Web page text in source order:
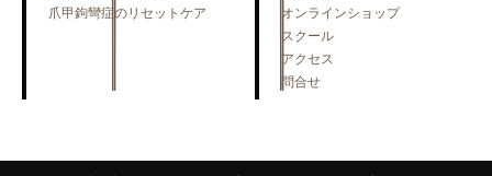
爪甲鉤彎症のリセットケア
オンラインショップ
スクール
アクセス
問合せ